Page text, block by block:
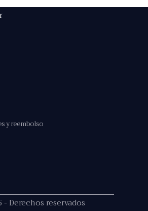
y reembolso
- Derechos reservados